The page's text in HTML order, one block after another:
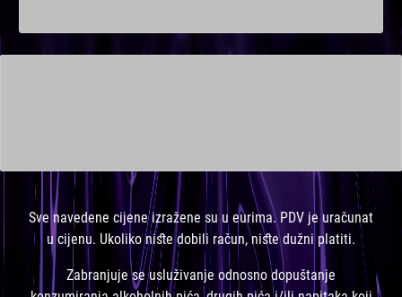
Sve navedene cijene izražene su u eurima. PDV je uračunat
u cijenu. Ukoliko niste dobili račun, niste dužni platiti.
Zabranjuje se usluživanje odnosno dopuštanje